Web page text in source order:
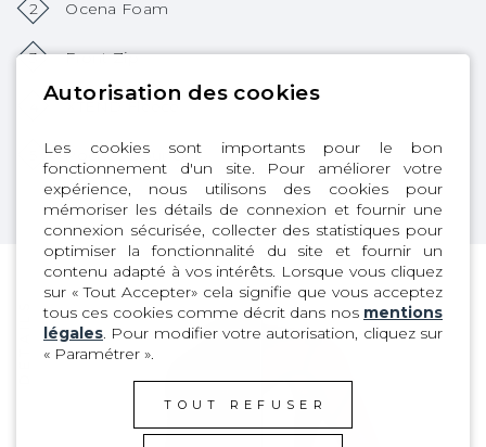
2 Ocena Foam
3 Front Zip
XTEND Fleece
Poches pour clés
Autorisation des cookies
Les cookies sont importants pour le bon
fonctionnement d'un site. Pour améliorer votre
expérience, nous utilisons des cookies pour
mémoriser les détails de connexion et fournir une
connexion sécurisée, collecter des statistiques pour
optimiser la fonctionnalité du site et fournir un
contenu adapté à vos intérêts. Lorsque vous cliquez
sur « Tout Accepter» cela signifie que vous acceptez
tous ces cookies comme décrit dans nos mentions
légales. Pour modifier votre autorisation, cliquez sur
« Paramétrer ».
TOUT REFUSER